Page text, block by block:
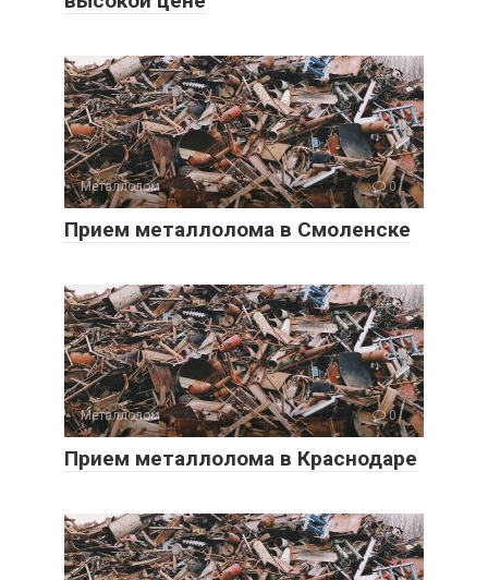
Металлолом 0
Прием металлолома в Смоленске
Металлолом 0
Прием металлолома в Краснодаре